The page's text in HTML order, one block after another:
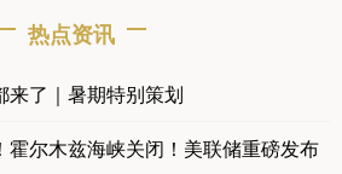
热点资讯
来了｜暑期特别策划
霍尔木兹海峡关闭！美联储重磅发布